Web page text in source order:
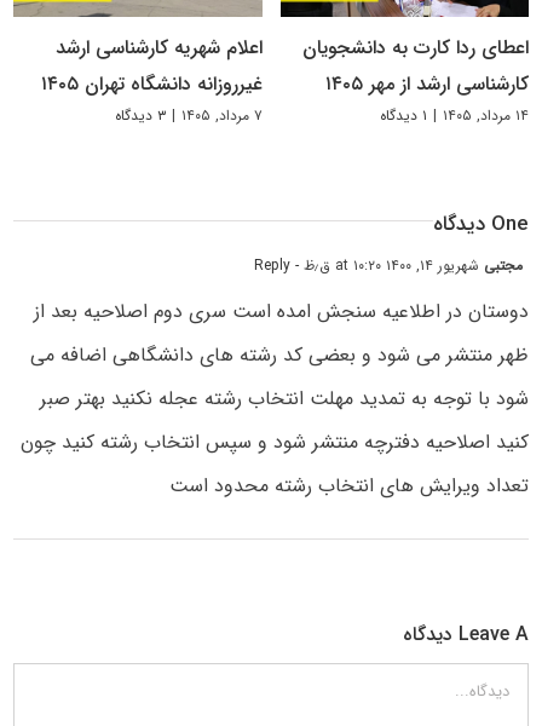
اعطای ردا کارت به دانشجویان
کارشناسی ارشد از مهر ۱۴۰۵
۱۴ مرداد, ۱۴۰۵ | ۱ دیدگاه
اعلام شهریه کارشناسی ارشد
غیرروزانه دانشگاه تهران ۱۴۰۵
۷ مرداد, ۱۴۰۵ | ۳ دیدگاه
One دیدگاه
مجتبی شهریور ۱۴, ۱۴۰۰ at ۱۰:۲۰ ق٫ظ - Reply
دوستان در اطلاعیه سنجش امده است سری دوم اصلاحیه بعد از
ظهر منتشر می شود و بعضی کد رشته های دانشگاهی اضافه می
شود با توجه به تمدید مهلت انتخاب رشته عجله نکنید بهتر صبر
کنید اصلاحیه دفترچه منتشر شود و سپس انتخاب رشته کنید چون
تعداد ویرایش های انتخاب رشته محدود است
Leave A دیدگاه
دیدگاه